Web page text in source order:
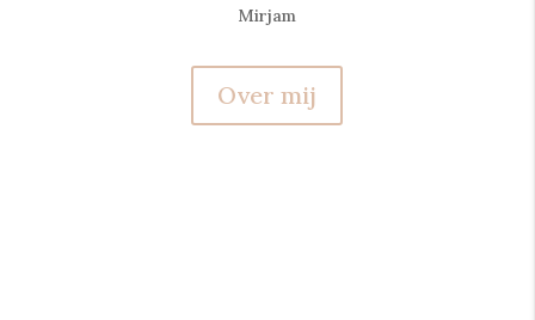
Mirjam
Over mij